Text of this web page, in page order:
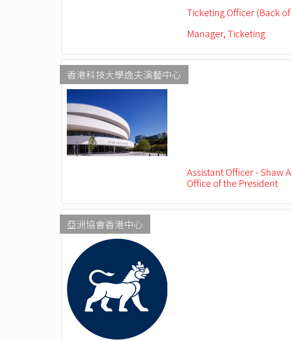
Ticketing Officer (Back of
Manager, Ticketing
香港科技大學逸夫演藝中心
Assistant Officer - Shaw
Office of the President
亞洲協會香港中心